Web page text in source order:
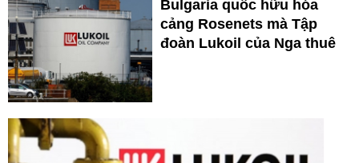
Bulgaria quốc hữu hóa
cảng Rosenets mà Tập
đoàn Lukoil của Nga thuê